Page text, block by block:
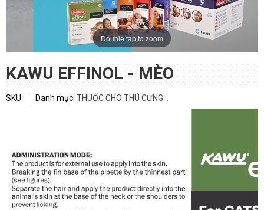
Double tap to zoom
KAWU EFFINOL - MÈO
SKU: Danh mục: THUỐC CHO THÚ CƯNG...